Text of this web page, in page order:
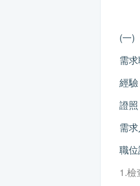
(一)
需求
經驗
證照
需求
職位
1.檢